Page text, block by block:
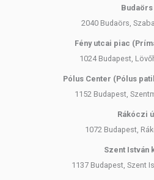
Budaörs
2040 Budaörs,
Fény utcai piac
1024 Budapest,
Pólus Center (Pólus
1152 Budapest,
Rákóczi
1072 Budapest,
Szent István
1137 Budapest, Szent